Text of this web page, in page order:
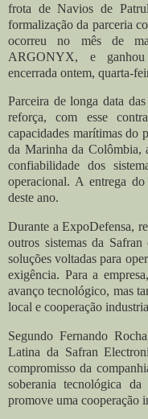
frota de Navios de
formalização da parceria
ocorreu no mês de
ARGONYX, e ganhou
encerrada ontem, quarta-
Parceira de longa data
reforça, com esse
capacidades marítimas do
da Marinha da Colômbia,
confiabilidade dos
operacional. A entrega
deste ano.
Durante a ExpoDefensa,
outros sistemas da
soluções voltadas para
exigência. Para a
avanço tecnológico, mas
local e cooperação
Segundo Fernando
Latina da Safran
compromisso da
soberania tecnológica
promove uma cooperação